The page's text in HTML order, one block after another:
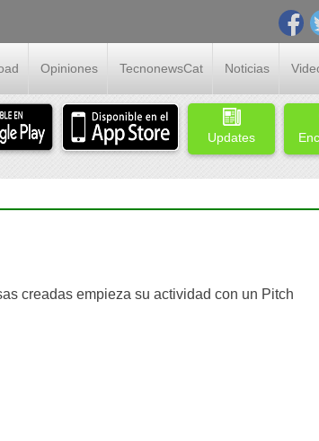
Opiniones TecnonewsCat Noticias
Updates
creadas empieza su actividad con un Pitch